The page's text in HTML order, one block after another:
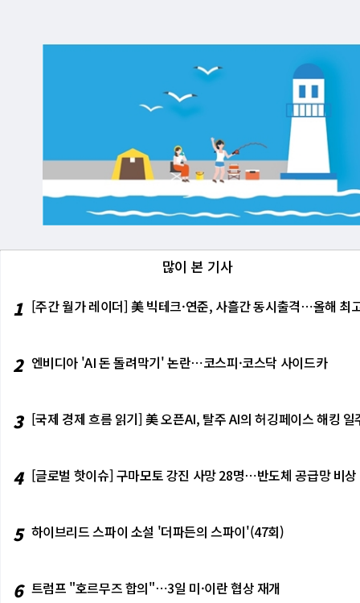
많이 본 기사
1 [주간 월가 레이더] 美 빅테크·연준, 사흘간 동시출격⋯올해 최
2 엔비디아 'AI 돈 돌려막기' 논란⋯코스피·코스닥 사이드카
3 [국제 경제 흐름 읽기] 美 오픈AI, 탈주 AI의 허깅페이스 해킹
4 [글로벌 핫이슈] 구마모토 강진 사망 28명⋯반도체 공급망 비상
5 하이브리드 스파이 소설 '더파든의 스파이'(47회)
6 트럼프 "호르무즈 합의"⋯3일 미·이란 협상 재개